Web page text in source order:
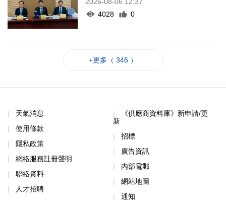
4028
0
+更多（ 346 ）
天氣消息
使用條款
隱私政策
網絡服務註冊聲明
聯絡資料
人才招聘
《供應商資料庫》新申請/更
新
招標
廣告資訊
內部電郵
網站地圖
通知